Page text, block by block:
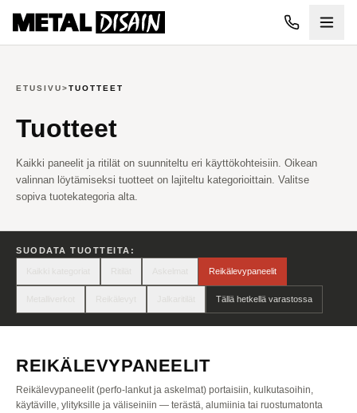
ETUSIVU>TUOTTEET
Tuotteet
Kaikki paneelit ja ritilät on suunniteltu eri käyttökohteisiin. Oikean
valinnan löytämiseksi tuotteet on lajiteltu kategorioittain. Valitse
sopiva tuotekategoria alta.
SUODATA TUOTTEITA:
Reikälevypaneelit
Tällä hetkellä varastossa
REIKÄLEVYPANEELIT
Reikälevypaneelit (perfo-lankut ja askelmat) portaisiin, kulkutasoihin,
käytäville, ylityksille ja väliseiniin — terästä, alumiinia tai ruostumatonta